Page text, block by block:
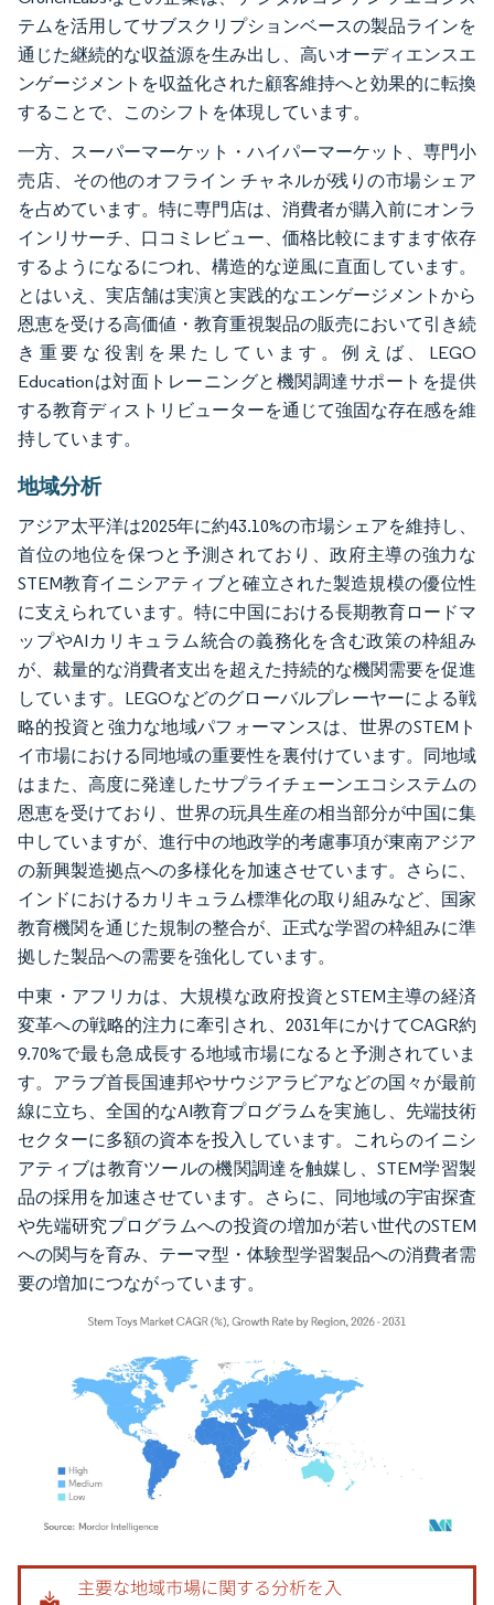
テムを活用してサブスクリプションベースの製品ラインを
通じた継続的な収益源を生み出し、高いオーディエンスエ
ンゲージメントを収益化された顧客維持へと効果的に転換
することで、このシフトを体現しています。
一方、スーパーマーケット・ハイパーマーケット、専門小
売店、その他のオフライン チャネルが残りの市場シェア
を占めています。特に専門店は、消費者が購入前にオンラ
インリサーチ、口コミレビュー、価格比較にますます依存
するようになるにつれ、構造的な逆風に直面しています。
とはいえ、実店舗は実演と実践的なエンゲージメントから
恩恵を受ける高価値・教育重視製品の販売において引き続
き重要な役割を果たしています。例えば、LEGO
Educationは対面トレーニングと機関調達サポートを提供
する教育ディストリビューターを通じて強固な存在感を維
持しています。
地域分析
アジア太平洋は2025年に約43.10%の市場シェアを維持し、
首位の地位を保つと予測されており、政府主導の強力な
STEM教育イニシアティブと確立された製造規模の優位性
に支えられています。特に中国における長期教育ロードマ
ップやAIカリキュラム統合の義務化を含む政策の枠組み
が、裁量的な消費者支出を超えた持続的な機関需要を促進
しています。LEGOなどのグローバルプレーヤーによる戦
略的投資と強力な地域パフォーマンスは、世界のSTEMト
イ市場における同地域の重要性を裏付けています。同地域
はまた、高度に発達したサプライチェーンエコシステムの
恩恵を受けており、世界の玩具生産の相当部分が中国に集
中していますが、進行中の地政学的考慮事項が東南アジア
の新興製造拠点への多様化を加速させています。さらに、
インドにおけるカリキュラム標準化の取り組みなど、国家
教育機関を通じた規制の整合が、正式な学習の枠組みに準
拠した製品への需要を強化しています。
中東・アフリカは、大規模な政府投資とSTEM主導の経済
変革への戦略的注力に牽引され、2031年にかけてCAGR約
9.70%で最も急成長する地域市場になると予測されていま
す。アラブ首長国連邦やサウジアラビアなどの国々が最前
線に立ち、全国的なAI教育プログラムを実施し、先端技術
セクターに多額の資本を投入しています。これらのイニシ
アティブは教育ツールの機関調達を触媒し、STEM学習製
品の採用を加速させています。さらに、同地域の宇宙探査
や先端研究プログラムへの投資の増加が若い世代のSTEM
への関与を育み、テーマ型・体験型学習製品への消費者需
要の増加につながっています。
画像 © Mordor Intelligence。再利用にはCC BY 4.0の表示が必要です。